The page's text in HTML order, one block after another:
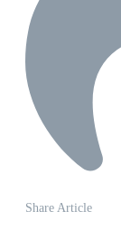
Share Article